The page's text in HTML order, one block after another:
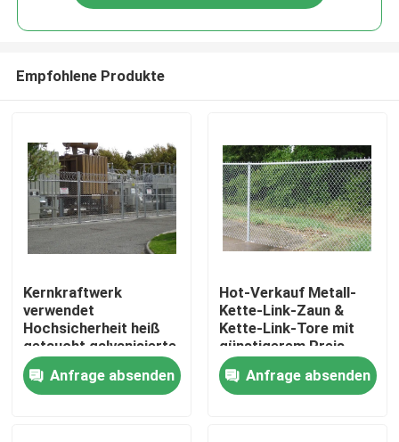
Haus
Produkte
Empfohlene Produkte
Kernkraftwerk
verwendet
Hochsicherheit heiß
getaucht galvanisierte
Kettenverbindung
ZaunAnfrage absenden
Hot-Verkauf Metall-
Kette-Link-Zaun &
Kette-Link-Tore mit
günstigerem Preis
Anfrage absenden